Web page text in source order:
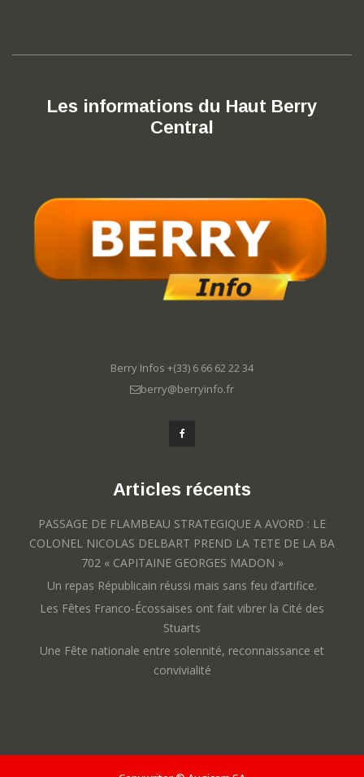
Les informations du Haut Berry
Central
Berry Infos +(33) 6 66 62 22 34
berry@berryinfo.fr
Articles récents
PASSAGE DE FLAMBEAU STRATEGIQUE A AVORD : LE
COLONEL NICOLAS DELBART PREND LA TETE DE LA BA
702 « CAPITAINE GEORGES MADON »
Un repas Républicain réussi mais sans feu d’artifice.
Les Fêtes Franco-Écossaises ont fait vibrer la Cité des
Stuarts
Une Fête nationale entre solennité, reconnaissance et
convivialité